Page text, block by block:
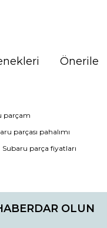
ve diğer
parçam
parçası pahalımı
Subaru parça fiyatları
OLUN